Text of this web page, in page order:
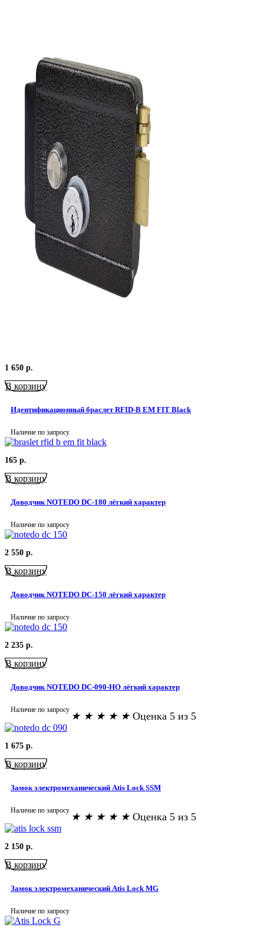
1 650 р.
В корзину
Идентификационный браслет RFID-B EM FIT Black
Наличие по запросу
165 р.
В корзину
Доводчик NOTEDO DC-180 лёгкий характер
Наличие по запросу
2 550 р.
В корзину
Доводчик NOTEDO DC-150 лёгкий характер
Наличие по запросу
2 235 р.
В корзину
Доводчик NOTEDO DC-090-НО лёгкий характер
Наличие по запросу
★ ★ ★ ★ ★ Оценка 5 из 5
1 675 р.
В корзину
Замок электромеханический Atis Lock SSM
Наличие по запросу
★ ★ ★ ★ ★ Оценка 5 из 5
2 150 р.
В корзину
Замок электромеханический Atis Lock MG
Наличие по запросу